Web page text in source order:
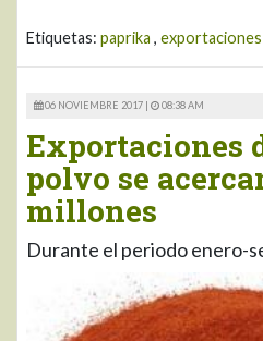
Etiquetas: paprika , exportaciones
06 NOVIEMBRE 2017 | 08:38 AM
Exportaciones
polvo se
millones
Durante el periodo enero-